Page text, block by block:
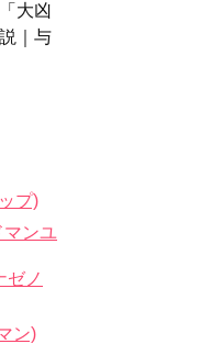
大凶
｜与
プ)
ンユ
ゼノ
ン)